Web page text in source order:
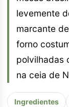
levemente
marcante
forno
polvilhadas
na ceia de
Ingredientes